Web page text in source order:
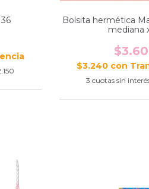
Bolsita hermética
mediana
$3.240 con
3 cuotas sin